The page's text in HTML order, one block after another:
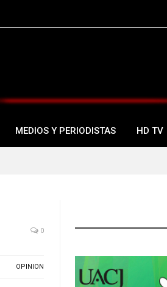
MEDIOS Y PERIODISTAS HD TV
0
OPINION